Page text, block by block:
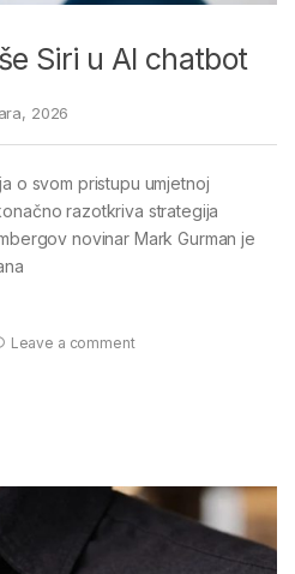
Siri u AI chatbot
2026
o svom pristupu umjetnoj
razotkriva strategija
novinar Mark Gurman je
Leave a comment